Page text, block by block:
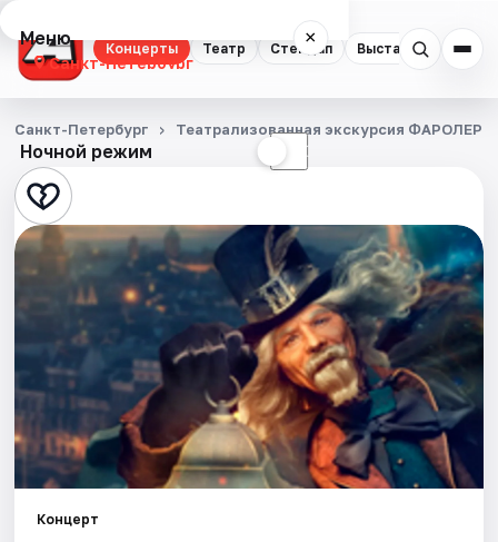
Концерты Театр Стендап Выставки
Меню ×
Санкт-Петербург
Концерты
Театр
Стендап
Выставки
Квесты
Экскурсии
Спорт
События
Ночной режим ☾
Санкт-Петербург Театрализованная экскурсия
Концерт